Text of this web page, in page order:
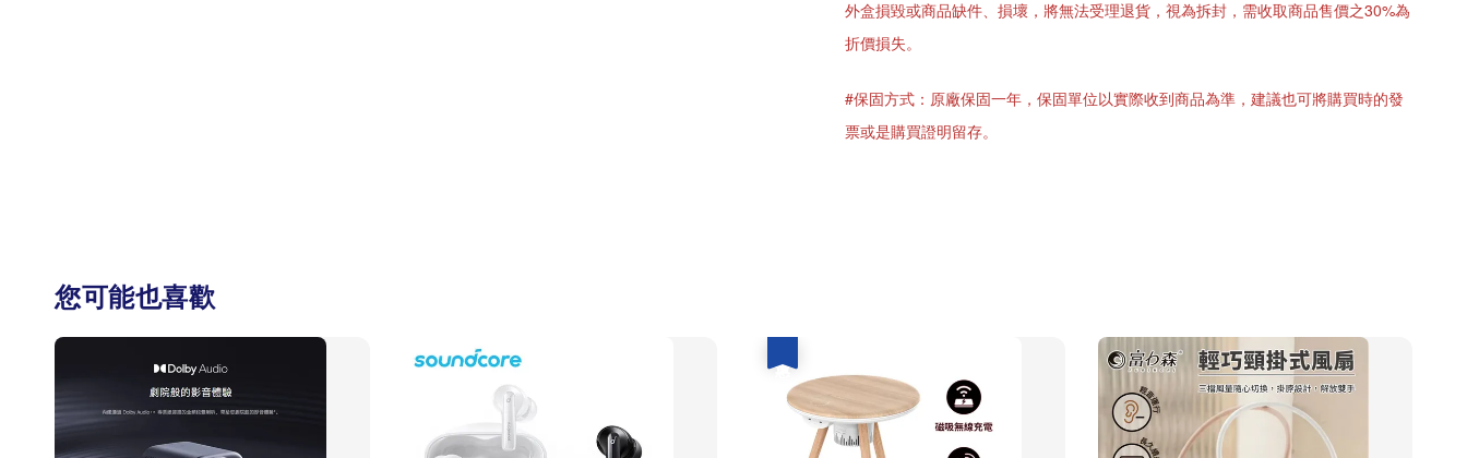
外盒損毀或商品缺件、損壞，將無法受理退貨，視為拆封，需收取商品售價之30%為
折價損失。
#保固方式：原廠保固一年，保固單位以實際收到商品為準，建議也可將購買時的發
票或是購買證明留存。
您可能也喜歡